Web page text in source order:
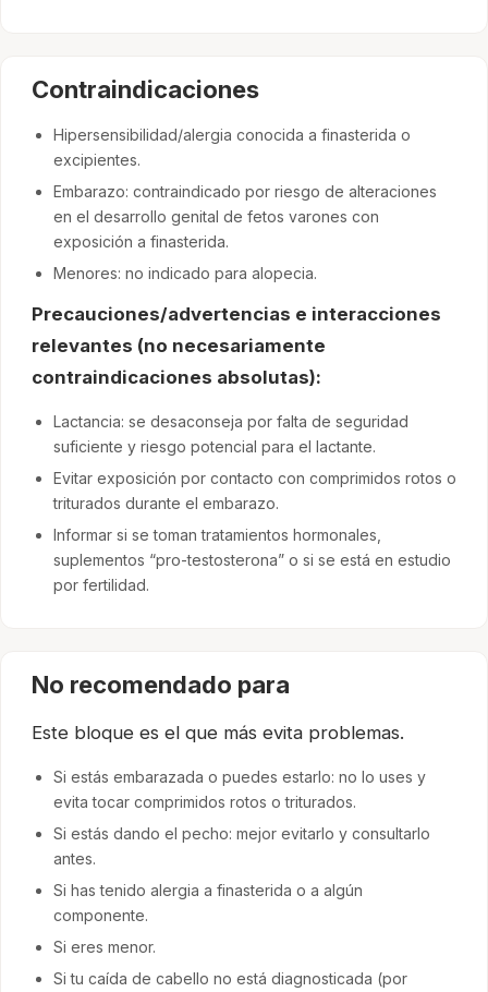
Contraindicaciones
Hipersensibilidad/alergia conocida a finasterida o
excipientes.
Embarazo: contraindicado por riesgo de alteraciones
en el desarrollo genital de fetos varones con
exposición a finasterida.
Menores: no indicado para alopecia.
Precauciones/advertencias e interacciones
relevantes (no necesariamente
contraindicaciones absolutas):
Lactancia: se desaconseja por falta de seguridad
suficiente y riesgo potencial para el lactante.
Evitar exposición por contacto con comprimidos rotos o
triturados durante el embarazo.
Informar si se toman tratamientos hormonales,
suplementos “pro-testosterona” o si se está en estudio
por fertilidad.
No recomendado para
Este bloque es el que más evita problemas.
Si estás embarazada o puedes estarlo: no lo uses y
evita tocar comprimidos rotos o triturados.
Si estás dando el pecho: mejor evitarlo y consultarlo
antes.
Si has tenido alergia a finasterida o a algún
componente.
Si eres menor.
Si tu caída de cabello no está diagnosticada (por